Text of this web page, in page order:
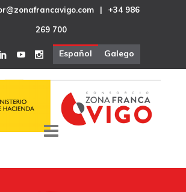
| +34 986
269 700
Español Galego